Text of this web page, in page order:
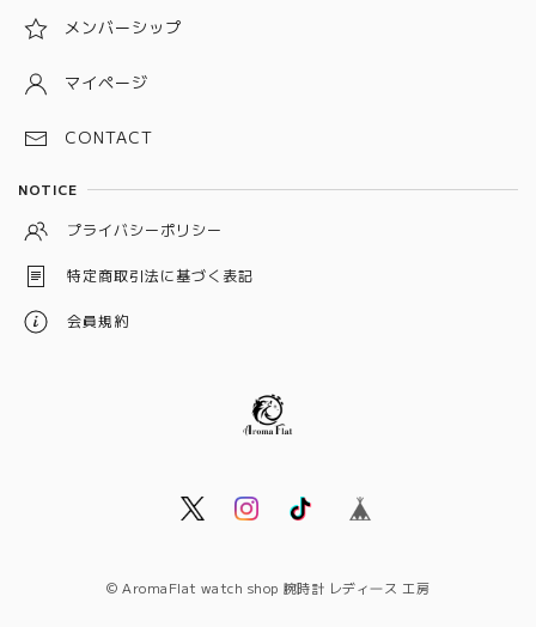
グレー
ホワイト
メンバーシップ
マイページ
CONTACT
NOTICE
プライバシーポリシー
特定商取引法に基づく表記
会員規約
© AromaFlat watch shop 腕時計 レディ―ス 工房